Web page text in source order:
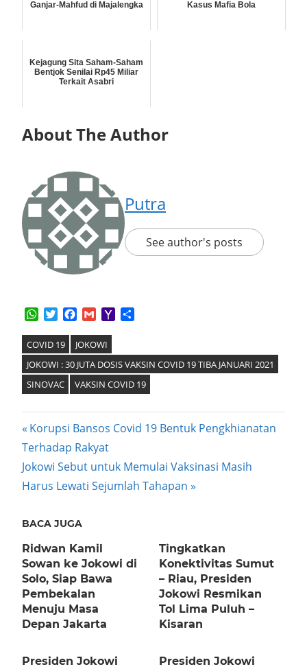
Ganjar-Mahfud di Majalengka Kasus Mafia Bola
Kejagung Sita Saham-Saham
Bentjok Senilai Rp45 Miliar
Terkait Asabri
About The Author
Putra
See author's posts
WhatsApp
TwitterFacebook
GmailYahoo
COVID 19
JOKOWI
JOKOWI : 30 JUTA DOSIS VAKSIN COVID 19 TIBA JANUARI 2021
SINOVAC
VAKSIN COVID 19
Post
navigation
Previous
Post:
Korupsi Bansos Covid 19 Bentuk Pengkhianatan
Terhadap Rakyat
Next
Post:
Jokowi Sebut untuk Memulai Vaksinasi Masih
Harus Lewati Sejumlah Tahapan
BACA JUGA
Ridwan Kamil
Sowan ke Jokowi di
Solo, Siap Bawa
Pembekalan
Menuju Masa
Depan Jakarta
Tingkatkan
Konektivitas Sumut
– Riau, Presiden
Jokowi Resmikan
Tol Lima Puluh –
Kisaran
Presiden Jokowi
Presiden Jokowi